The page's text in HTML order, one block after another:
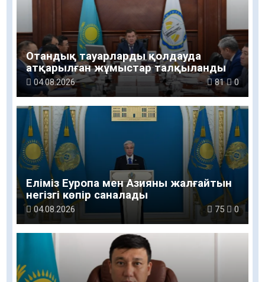
Отандық тауарларды қолдауда
атқарылған жұмыстар талқыланды
04.08.2026 81 0
Еліміз Еуропа мен Азияны жалғайтын
негізгі көпір саналады
04.08.2026 75 0